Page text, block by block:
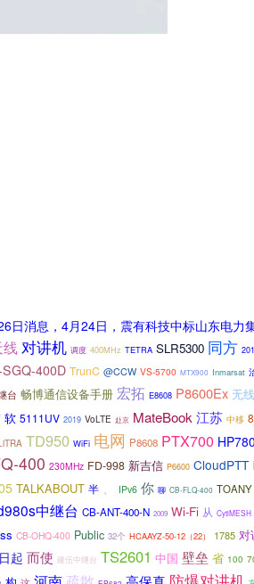
日消息，4月24日，震有科技中标山东电
对讲机 调度 400MHz TETRA SLR5300 同方
400D TrunC @CCW VS-5700 MTX900 Inmarsat
台 畅博通信设备手册 宏拓 E8608 P8600Ex 无线
软 5111UV 2019 VoLTE 赴京 MateBook 江苏 中移
TD950 WiFi 电网 P8608 PTX700 HP780
400 230MHz FD-998 新吉信 P6600 CloudPTT
TALKABOUT 半 IPv6 你 聊 CB-FLQ-400 TOANY
中继台 CB-ANT-400-N 2009 Wi-Fi 从 CytiMESH
CB-OHQ-400 Public 32个 HCAAYZ-50-12（22） 1785 对
起 而使 建伍中继台 TS2601 中国 壁垒 省 100